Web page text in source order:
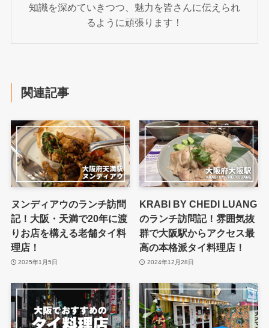
知識を深めていきつつ、魅力を皆さんに伝えられ
るように頑張ります！
関連記事
ヌンディアウのランチ訪問
記！大阪・天満で20年に渡
りお店を構える老舗タイ料
理店！
2025年1月5日
KRABI BY CHEDI LUANG
のランチ訪問記！雰囲気抜
群で大阪駅からアクセス最
高の本格派タイ料理店！
2024年12月28日